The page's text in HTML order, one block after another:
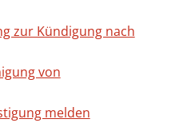
zur Kündigung nach
von
melden